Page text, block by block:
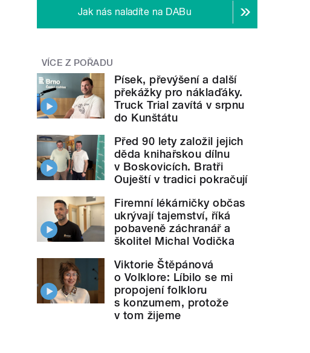
Jak nás naladíte na DABu
VÍCE Z POŘADU
Písek, převýšení a další
překážky pro náklaďáky.
Truck Trial zavítá v srpnu
do Kunštátu
Před 90 lety založil jejich
děda knihařskou dílnu
v Boskovicích. Bratři
Ouještí v tradici pokračují
Firemní lékárničky občas
ukrývají tajemství, říká
pobaveně záchranář a
školitel Michal Vodička
Viktorie Štěpánová
o Volklore: Líbilo se mi
propojení folkloru
s konzumem, protože
v tom žijeme